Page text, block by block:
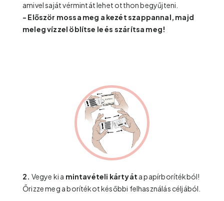
amivel saját vérmintát lehet otthon begyűjteni.
- Először mossa meg a kezét szappannal, majd
meleg vízzel öblítse le és szárítsa meg!
2. Vegye ki a mintavételi kártyát a papírborítékból!
Őrizze meg a borítékot későbbi felhasználás céljából.